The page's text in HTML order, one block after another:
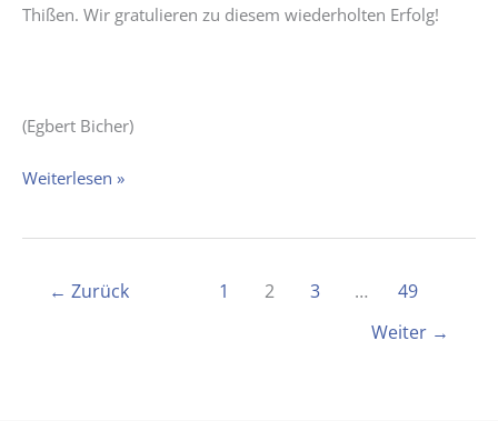
Thißen. Wir gratulieren zu diesem wiederholten Erfolg!
(Egbert Bicher)
Sieg
Weiterlesen »
← Zurück 1 2 3 …
49
Weiter →